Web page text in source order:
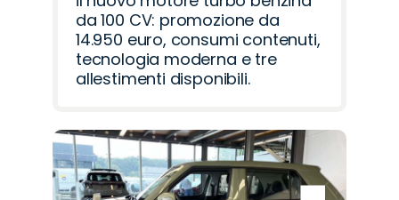
da 100 CV: promozione da
14.950 euro, consumi contenuti,
tecnologia moderna e tre
allestimenti disponibili.